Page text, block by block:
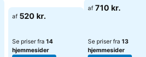
Se priser
af 520 kr.
Se priser fra 14
hjemmesider
Se priser
af 710 kr.
Se priser fra 13
hjemmesider